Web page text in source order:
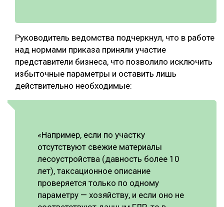
Руководитель ведомства подчеркнул, что в работе
над нормами приказа приняли участие
представители бизнеса, что позволило исключить
избыточные параметры и оставить лишь
действительно необходимые:
«Например, если по участку
отсутствуют свежие материалы
лесоустройства (давность более 10
лет), таксационное описание
проверяется только по одному
параметру — хозяйству, и если оно не